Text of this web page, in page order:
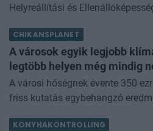
Helyreállítási és
kapcsolódó adóintézkedésekről, v
CHIKANSPLANET
A városok egyik legjobb
legtöbb helyen még mindig
A városi hőségnek évente 350
friss kutatás egybehangzó
KONYHAKONTROLLING